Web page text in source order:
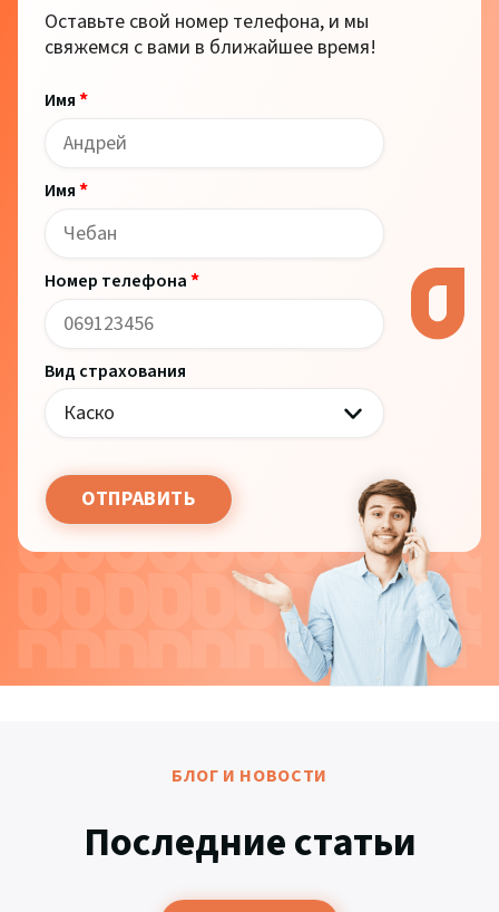
Оставьте свой номер телефона, и мы
свяжемся с вами в ближайшее время!
Имя*
Имя*
Номер телефона*
Вид страхования
БЛОГ И НОВОСТИ
Последние статьи